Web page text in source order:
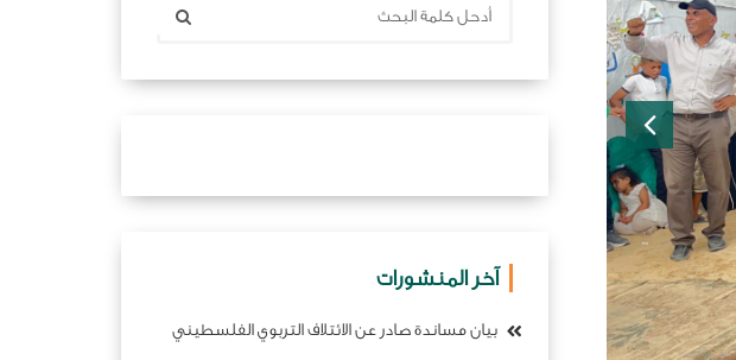
آخر المنشورات
بيان مساندة صادر عن الائتلاف التربوي الفلسطيني